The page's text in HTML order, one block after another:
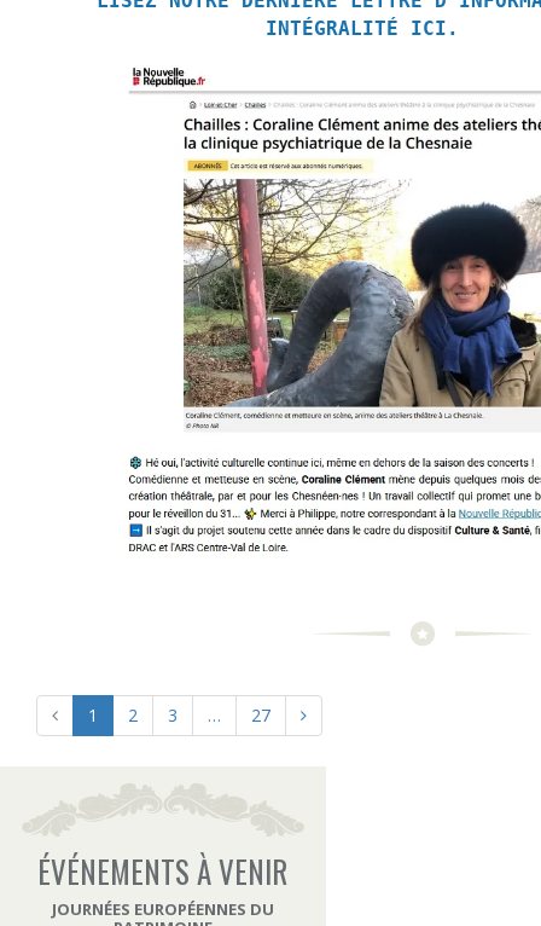
INTÉGRALITÉ ICI.
1 2 3 … 27
ÉVÉNEMENTS À VENIR
JOURNÉES EUROPÉENNES DU